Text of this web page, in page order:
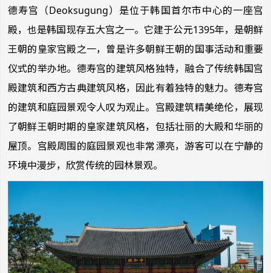
德寿宫（Deoksugung）是位于韩国首尔市中心的一座宫
殿，也是韩国现存五大宫之一。它建于公元1395年，是朝鲜
王朝的皇家宫殿之一，曾是许多朝鲜王朝的国事活动和重要
仪式的举办地。德寿宫的建筑风格独特，融合了传统韩国宫
殿建筑和西方古典建筑风格，因此有着独特的魅力。德寿宫
的建筑和庭园景观令人叹为观止。宫殿建筑精美绝伦，展现
了朝鲜王朝时期的皇家建筑风格，包括壮丽的大殿和华丽的
屋顶。宫殿周围的庭园景观也非常漂亮，游客可以在宁静的
环境中漫步，欣赏传统的园林景观。